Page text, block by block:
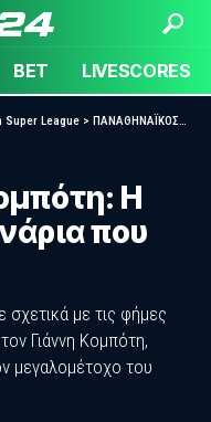
BET LIVESCORES
Super League > ΠΑΝΑΘΗΝΑΪΚΟΣ>
Η
που
με τις φήμες
Γιάννη Κομπότη,
μεγαλομέτοχο του